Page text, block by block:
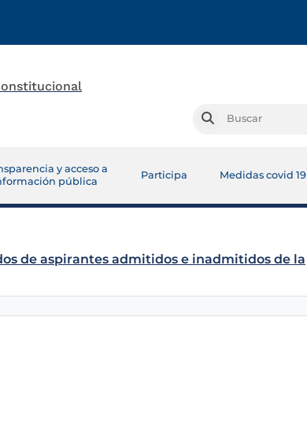
Buscar
y acceso a
pública
Participa Medidas covid 19
de aspirantes admitidos e inadmitidos de la